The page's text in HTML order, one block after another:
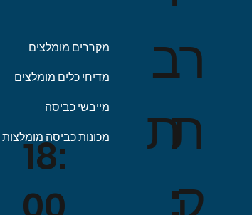
מקררים מומלצים
מדיחי כלים מומלצים
מייבשי כביסה
מכונות כביסה מומלצות
18:
ב
ת
ר
ת